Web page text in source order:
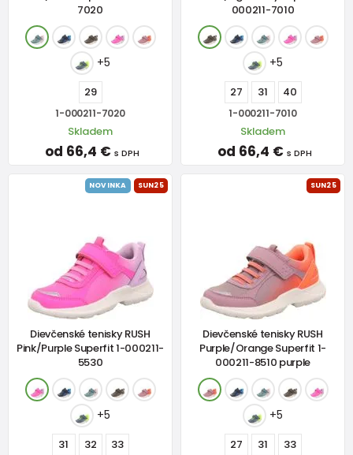
7020
+5
29
1-000211-7020
Skladem
od 66,4 € s DPH
000211-7010
+5
27 31 40
1-000211-7010
Skladem
od 66,4 € s DPH
NOVINKA SUN25
Dievčenské tenisky RUSH
Pink/Purple Superfit 1-000211-
5530
+5
31 32 33
SUN25
Dievčenské tenisky RUSH
Purple/Orange Superfit 1-
000211-8510 purple
+5
27 31 33